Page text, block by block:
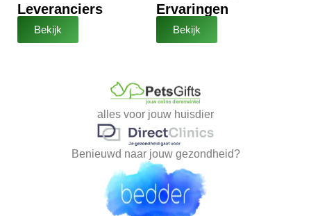
Leveranciers
Bekijk
Ervaringen
Bekijk
alles voor jouw huisdier
Benieuwd naar jouw gezondheid?